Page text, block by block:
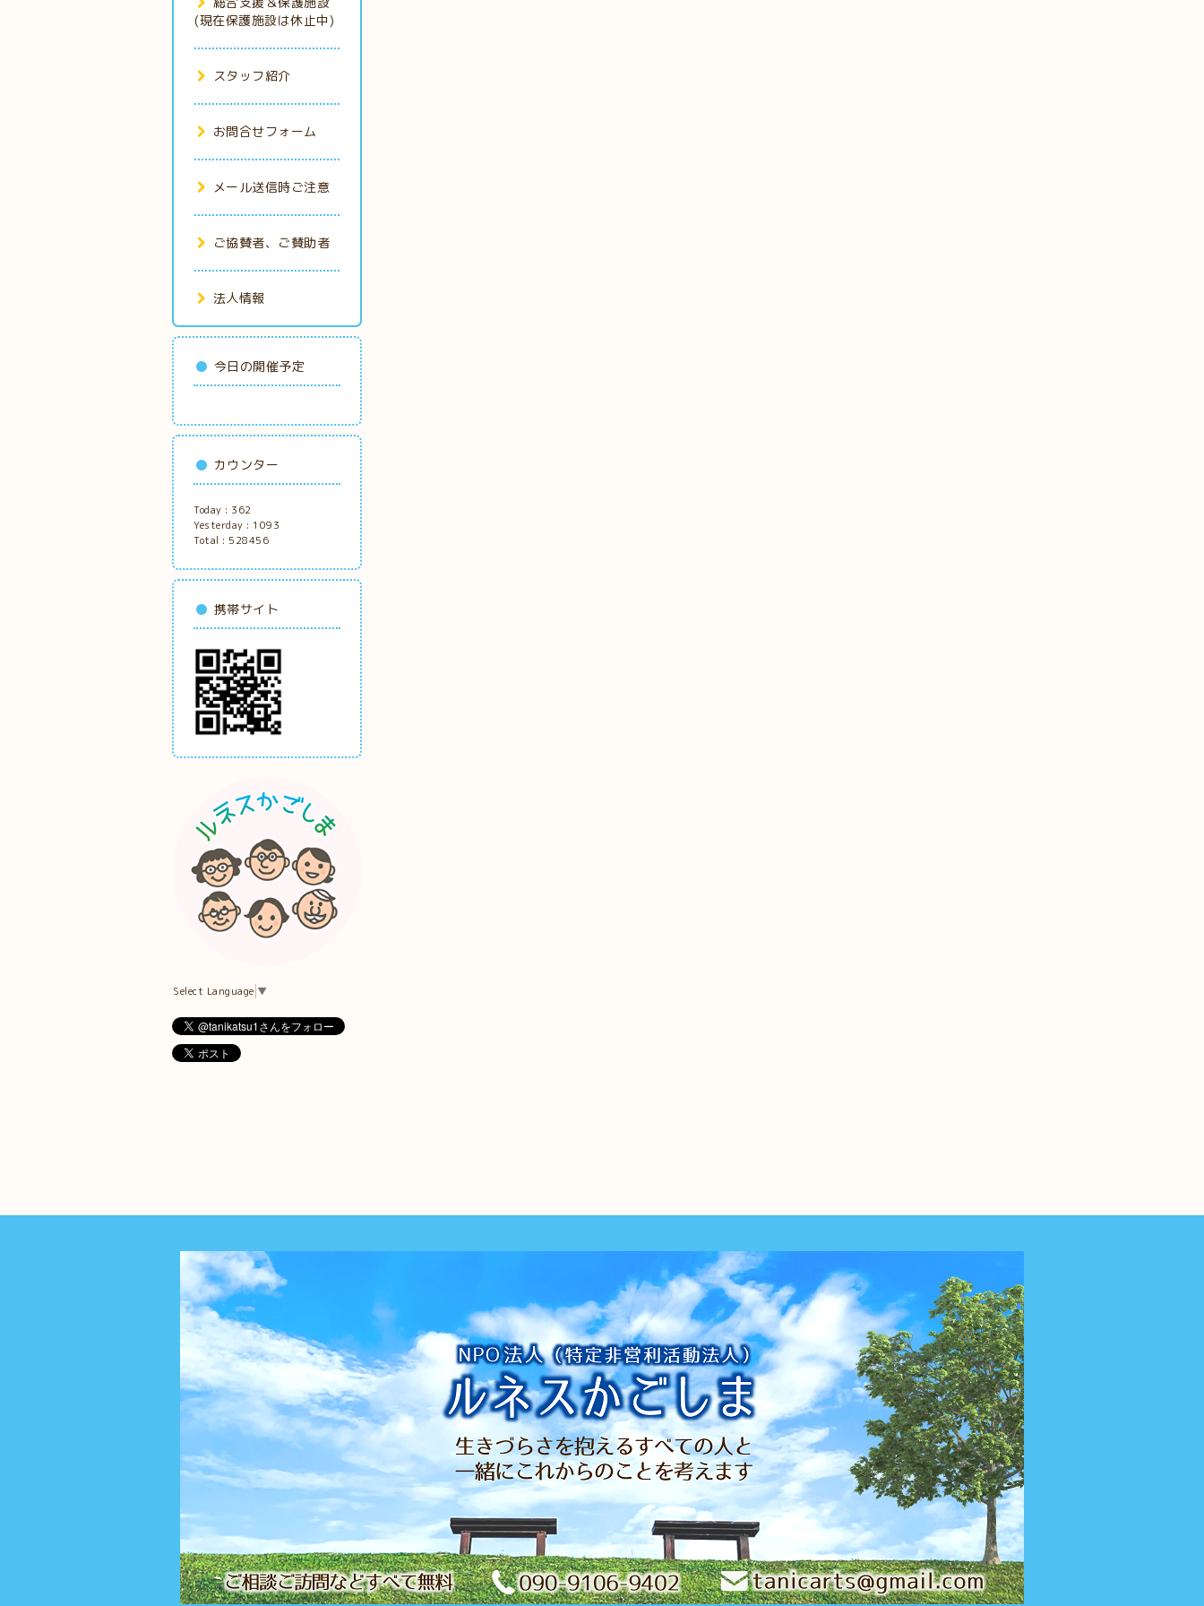
(現在保護施設は休止中)
スタッフ紹介
お問合せフォーム
メール送信時ご注意
ご協賛者、ご賛助者
法人情報
今日の開催予定
カウンター
Today : 362
Yesterday : 1093
Total : 528456
携帯サイト
Select Language ▼